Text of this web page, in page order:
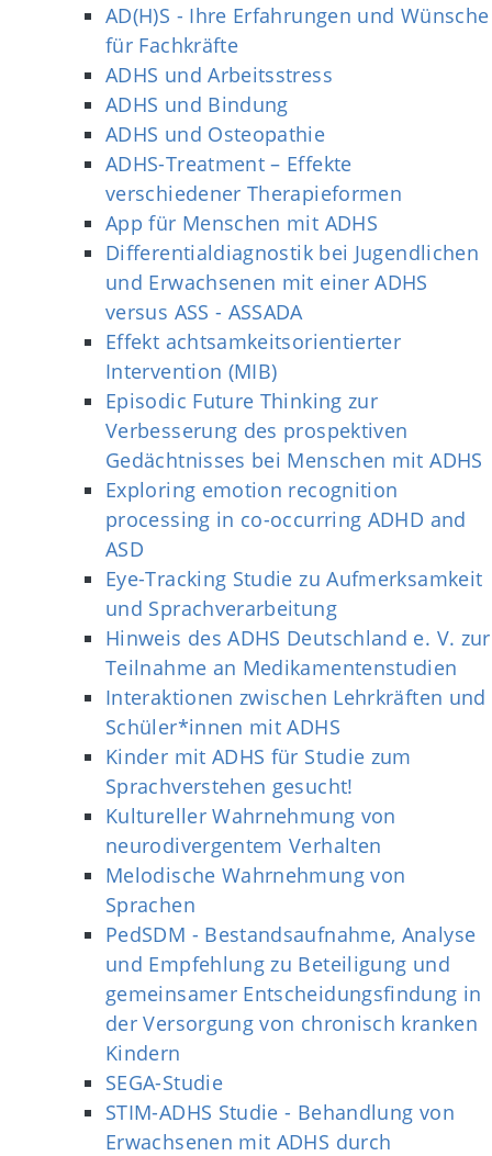
AD(H)S - Ihre Erfahrungen und Wünsche
für Fachkräfte
ADHS und Arbeitsstress
ADHS und Bindung
ADHS und Osteopathie
ADHS-Treatment – Effekte
verschiedener Therapieformen
App für Menschen mit ADHS
Differentialdiagnostik bei Jugendlichen
und Erwachsenen mit einer ADHS
versus ASS - ASSADA
Effekt achtsamkeitsorientierter
Intervention (MIB)
Episodic Future Thinking zur
Verbesserung des prospektiven
Gedächtnisses bei Menschen mit ADHS
Exploring emotion recognition
processing in co-occurring ADHD and
ASD
Eye-Tracking Studie zu Aufmerksamkeit
und Sprachverarbeitung
Hinweis des ADHS Deutschland e. V. zur
Teilnahme an Medikamentenstudien
Interaktionen zwischen Lehrkräften und
Schüler*innen mit ADHS
Kinder mit ADHS für Studie zum
Sprachverstehen gesucht!
Kultureller Wahrnehmung von
neurodivergentem Verhalten
Melodische Wahrnehmung von
Sprachen
PedSDM - Bestandsaufnahme, Analyse
und Empfehlung zu Beteiligung und
gemeinsamer Entscheidungsfindung in
der Versorgung von chronisch kranken
Kindern
SEGA-Studie
STIM-ADHS Studie - Behandlung von
Erwachsenen mit ADHS durch